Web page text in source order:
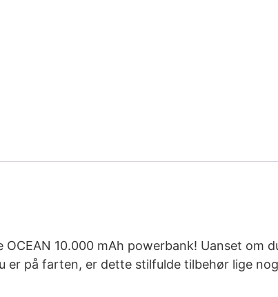
10.000 mAh powerbank! Uanset om
er på farten, er dette stilfulde tilbehør lige